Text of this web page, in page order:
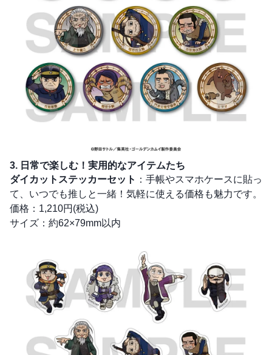
3. 日常で楽しむ！実用的なアイテムたち
ダイカットステッカーセット ：手帳やスマホケースに貼っ
て、いつでも推しと一緒！気軽に使える価格も魅力です。
価格：1,210円(税込)
サイズ：約62×79mm以内